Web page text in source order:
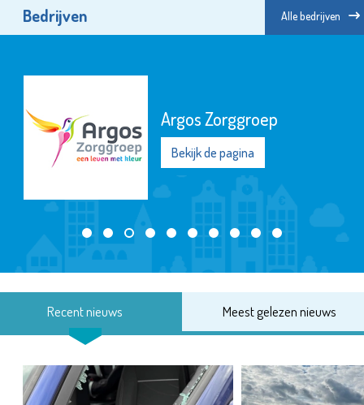
Bedrijven Alle bedrijven
Argos Zorggroep
Bekijk de pagina
Recent nieuws Meest gelezen nieuws